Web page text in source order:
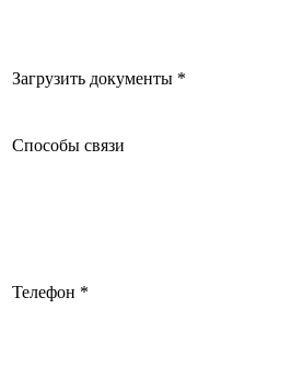
Загрузить документы *
Способы связи
Телефон *